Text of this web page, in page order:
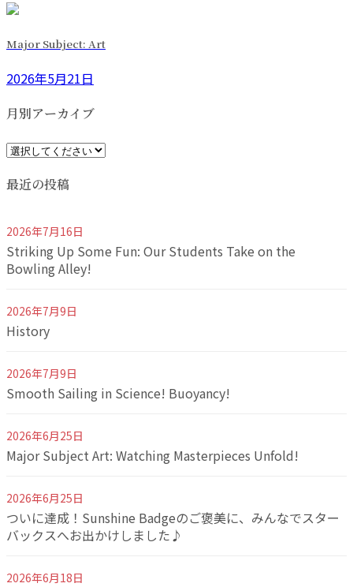
Major Subject: Art
2026年5月21日
月別アーカイブ
最近の投稿
2026年7月16日
Striking Up Some Fun: Our Students Take on the
Bowling Alley!
2026年7月9日
History
2026年7月9日
Smooth Sailing in Science! Buoyancy!
2026年6月25日
Major Subject Art: Watching Masterpieces Unfold!
2026年6月25日
ついに達成！Sunshine Badgeのご褒美に、みんなでスター
バックスへお出かけしました♪
2026年6月18日